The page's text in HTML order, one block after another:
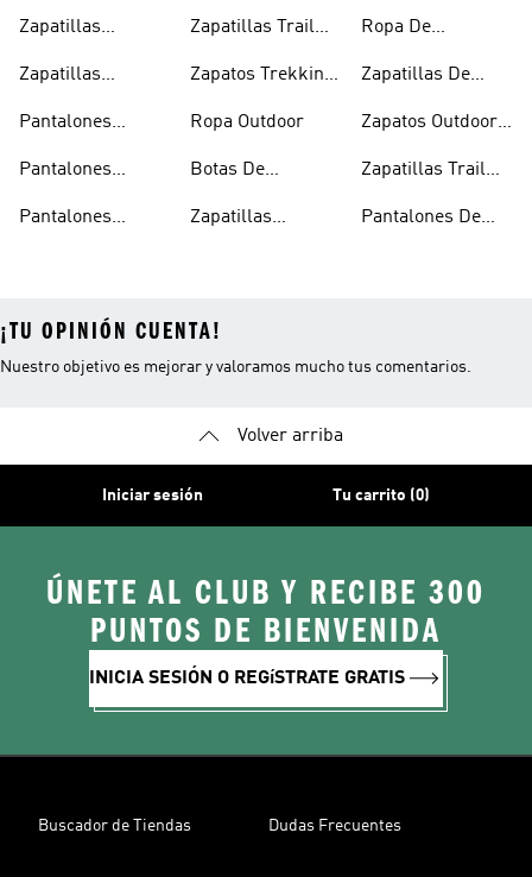
Zapatillas
Zapatillas
Pantalones
Pantalones
Pantalones
Zapatillas Trail
Zapatos Trekking
Ropa Outdoor
Botas De
Zapatillas
Mujer
Ropa De
Zapatillas De
Montañismo
Zapatos Outdoor
Zapatillas Trail
Pantalones De
¡TU OPINIÓN CUENTA!
Nuestro objetivo es mejorar y valoramos mucho tus comentarios.
Volver arriba
Iniciar sesión Tu carrito (0)
ÚNETE AL CLUB Y RECIBE 300
PUNTOS DE BIENVENIDA
INICIA SESIÓN O REGíSTRATE GRATIS
Buscador de Tiendas Dudas Frecuentes